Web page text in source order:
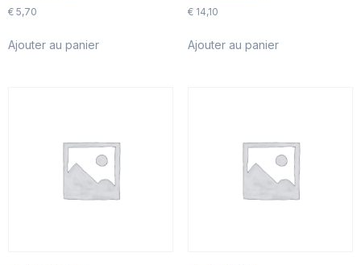
€ 5,70
Ajouter au panier
€14,10
Ajouter au panier